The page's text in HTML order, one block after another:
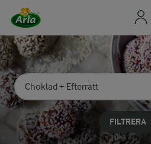
Sök på kategori eller ingrediens
Skriv in sökord för att få förslag
FILTRERA